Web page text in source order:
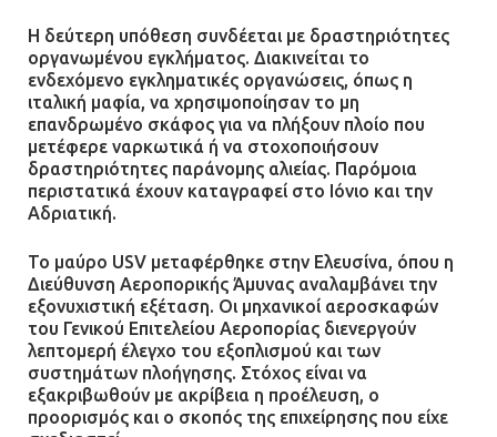
Δίωξη για απόπειρα
ανθρωποκτονίας στους δύο
αστυνομικούς
08.07.2026 | 22:30
Α.Τ. Ομονοίας: Ο Εισαγγελέας
πρότεινε την αθώωση των
αστυνομικών
08.07.2026 | 16:24
Ο δήμαρχος Μάνδρας δώρισε όλους
τους μισθούς του 2025 στο Θριάσιο
Η δεύτερη υπόθεση συνδέεται με δραστηριότητες
οργανωμένου εγκλήματος. Διακινείται το
ενδεχόμενο εγκληματικές οργανώσεις, όπως η
ιταλική μαφία, να χρησιμοποίησαν το μη
επανδρωμένο σκάφος για να πλήξουν πλοίο που
μετέφερε ναρκωτικά ή να στοχοποιήσουν
δραστηριότητες παράνομης αλιείας. Παρόμοια
περιστατικά έχουν καταγραφεί στο Ιόνιο και την
Αδριατική.
Το μαύρο USV μεταφέρθηκε στην Ελευσίνα, όπου η
Διεύθυνση Αεροπορικής Άμυνας αναλαμβάνει την
εξονυχιστική εξέταση. Οι μηχανικοί αεροσκαφών
του Γενικού Επιτελείου Αεροπορίας διενεργούν
λεπτομερή έλεγχο του εξοπλισμού και των
συστημάτων πλοήγησης. Στόχος είναι να
εξακριβωθούν με ακρίβεια η προέλευση, ο
προορισμός και ο σκοπός της επιχείρησης που είχε